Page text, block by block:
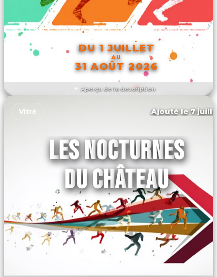
Aperçu de la description
DU 1 JUILLET
AU
31 AOÛT 2026
DÉCOUVRIR L'ÉVÉNEMENT
Vitré Ajouté le 7
LES NOCTURNES
DU CHÂTEAU